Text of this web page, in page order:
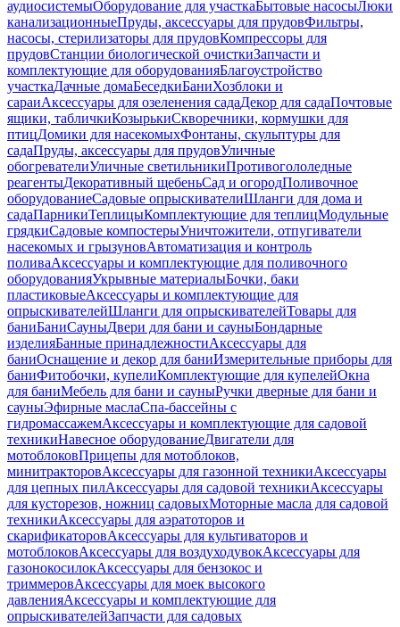
аудиосистемыОборудование для участкаБытовые насосыЛюки
канализационныеПруды, аксессуары для прудовФильтры,
насосы, стерилизаторы для прудовКомпрессоры для
прудовСтанции биологической очисткиЗапчасти и
комплектующие для оборудованияБлагоустройство
участкаДачные домаБеседкиБаниХозблоки и
сараиАксессуары для озеленения садаДекор для садаПочтовые
ящики, табличкиКозырькиСкворечники, кормушки для
птицДомики для насекомыхФонтаны, скульптуры для
садаПруды, аксессуары для прудовУличные
обогревателиУличные светильникиПротивогололедные
реагентыДекоративный щебеньСад и огородПоливочное
оборудованиеСадовые опрыскивателиШланги для дома и
садаПарникиТеплицыКомплектующие для теплицМодульные
грядкиСадовые компостерыУничтожители, отпугиватели
насекомых и грызуновАвтоматизация и контроль
поливаАксессуары и комплектующие для поливочного
оборудованияУкрывные материалыБочки, баки
пластиковыеАксессуары и комплектующие для
опрыскивателейШланги для опрыскивателейТовары для
баниБаниСауныДвери для бани и сауныБондарные
изделияБанные принадлежностиАксессуары для
баниОснащение и декор для баниИзмерительные приборы для
баниФитобочки, купелиКомплектующие для купелейОкна
для баниМебель для бани и сауныРучки дверные для бани и
сауныЭфирные маслаСпа-бассейны с
гидромассажемАксессуары и комплектующие для садовой
техникиНавесное оборудованиеДвигатели для
мотоблоковПрицепы для мотоблоков,
минитракторовАксессуары для газонной техникиАксессуары
для цепных пилАксессуары для садовой техникиАксессуары
для кусторезов, ножниц садовыхМоторные масла для садовой
техникиАксессуары для аэратоторов и
скарификаторовАксессуары для культиваторов и
мотоблоковАксессуары для воздуходувокАксессуары для
газонокосилокАксессуары для бензокос и
триммеровАксессуары для моек высокого
давленияАксессуары и комплектующие для
опрыскивателейЗапчасти для садовых